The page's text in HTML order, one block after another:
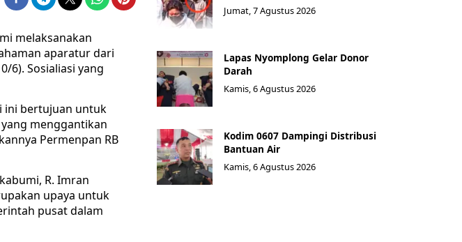
melaksanakan
aparatur dari
6). Sosialiasi yang
ini bertujuan untuk
menggantikan
Permenpan RB
R. Imran
upaya untuk
pusat dalam
Jumat, 7 Agustus 2026
Lapas Nyomplong Gelar Donor
Darah
Kamis, 6 Agustus 2026
Kodim 0607 Dampingi Distribusi
Bantuan Air
Kamis, 6 Agustus 2026